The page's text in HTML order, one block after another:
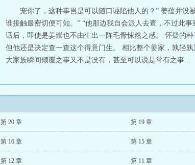
宠你了，这种事岂是可以随口诬陷他人的？” 姜蕴并
谁接触最密切便可知。” “他那边我自会派人去查，不过此
话后，即使是姜崇也不由生出一阵毛骨悚然之感。 怀疑的
但他还是决定查一查这个得意门生。 相比整个姜家，孰轻
大家族瞬间倾覆之事又不是没有，甚至可以说是常有之事...
第 20 章 第 19 章
第 16 章 第 15 章
第 12 章 第 11 章